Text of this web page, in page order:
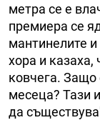
метра се е
премиера се
мантинелите
хора и
ковчега. Защо
месеца? Тази
да